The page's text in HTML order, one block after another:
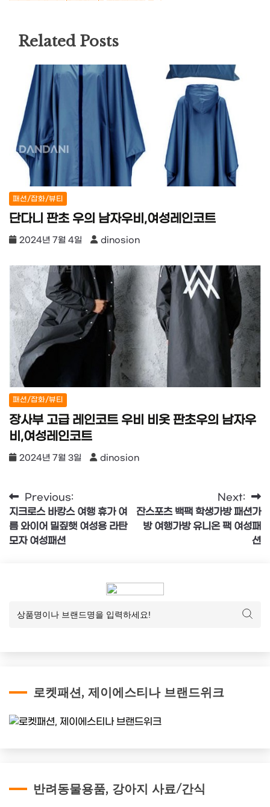
Related Posts
패션/잡화/뷰티
단다니 판초 우의 남자우비,여성레인코트
2024년 7월 4일 dinosion
패션/잡화/뷰티
장사부 고급 레인코트 우비 비옷 판초우의 남자우
비,여성레인코트
2024년 7월 3일 dinosion
글
탐
색
Previous:
지크로스 바캉스 여행 휴가 여
름 와이어 밀짚햇 여성용 라탄
모자 여성패션
Next:
잔스포츠 백팩 학생가방 패션가
방 여행가방 유니온 팩 여성패
션
로켓패션, 제이에스티나 브랜드위크
반려동물용품, 강아지 사료/간식